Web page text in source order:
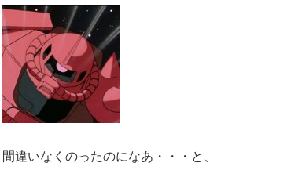
間違いなくのったのになあ・・・と、